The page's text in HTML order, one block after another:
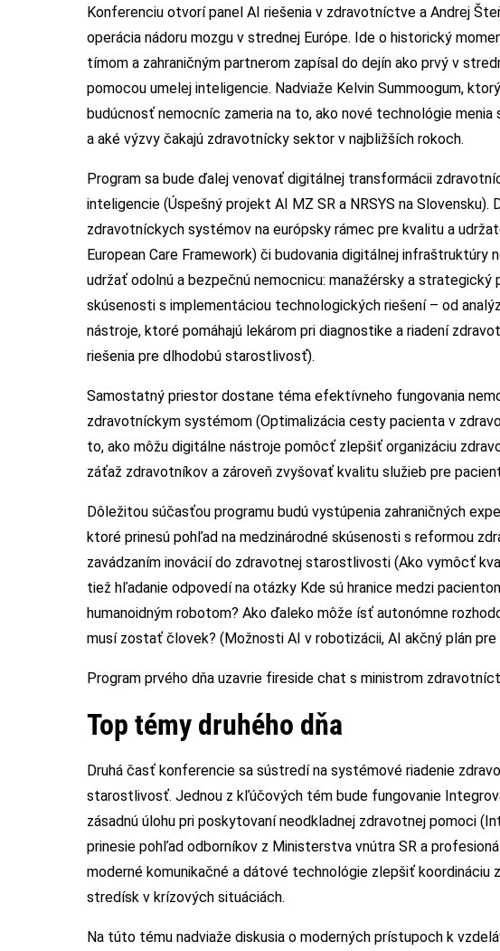
Konferenciu otvorí panel AI riešenia v zdravotníctve a Andrej
operácia nádoru mozgu v strednej Európe. Ide o historický
tímom a zahraničným partnerom zapísal do dejín ako prvý v
pomocou umelej inteligencie. Nadviaže Kelvin Summoogum,
budúcnosť nemocníc zameria na to, ako nové technológie
a aké výzvy čakajú zdravotnícky sektor v najbližších rokoch.
Program sa bude ďalej venovať digitálnej transformácii
inteligencie (Úspešný projekt AI MZ SR a NRSYS na Slovensku).
zdravotníckych systémov na európsky rámec pre kvalitu a
European Care Framework) či budovania digitálnej
udržať odolnú a bezpečnú nemocnicu: manažérsky a
skúsenosti s implementáciou technologických riešení – od
nástroje, ktoré pomáhajú lekárom pri diagnostike a riadení
riešenia pre dlhodobú starostlivosť).
Samostatný priestor dostane téma efektívneho fungovania
zdravotníckym systémom (Optimalizácia cesty pacienta v
to, ako môžu digitálne nástroje pomôcť zlepšiť organizáciu
záťaž zdravotníkov a zároveň zvyšovať kvalitu služieb pre
Dôležitou súčasťou programu budú vystúpenia zahraničných
ktoré prinesú pohľad na medzinárodné skúsenosti s reformou
zavádzaním inovácií do zdravotnej starostlivosti (Ako vymôcť
tiež hľadanie odpovedí na otázky Kde sú hranice medzi
humanoidným robotom? Ako ďaleko môže ísť autonómne
musí zostať človek? (Možnosti AI v robotizácii, AI akčný plán
Program prvého dňa uzavrie fireside chat s ministrom
Top témy druhého dňa
Druhá časť konferencie sa sústredí na systémové riadenie
starostlivosť. Jednou z kľúčových tém bude fungovanie
zásadnú úlohu pri poskytovaní neodkladnej zdravotnej pomoci
prinesie pohľad odborníkov z Ministerstva vnútra SR a
moderné komunikačné a dátové technológie zlepšiť
stredísk v krízových situáciách.
Na túto tému nadviaže diskusia o moderných prístupoch k